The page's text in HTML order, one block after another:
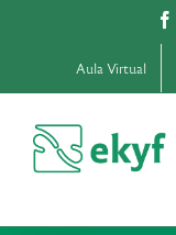
Aula Virtual